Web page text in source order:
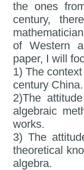
the ones
century,
of Western
paper, I will
1) The
century China.
2)The
algebraic
works.
3) The
theoretical
algebra.